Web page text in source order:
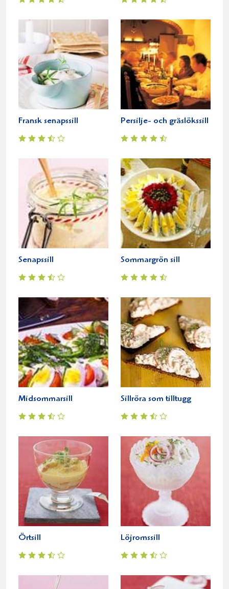
Fransk senapssill Persilje- och gräslökssill
Senapssill Sommargrön sill
Midsommarsill Sillröra som tilltugg
Örtsill Löjromssill